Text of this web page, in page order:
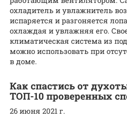
охладитель и увлажнитель
испаряется и разгоняется
охлаждая и увлажняя его.
климатическая система из
можно использовать при
в доме.
Как спастись от
ТОП-10 проверенных
26 июня 2021 г.